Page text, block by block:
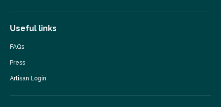
Useful links
FAQs
Press
Artisan Login